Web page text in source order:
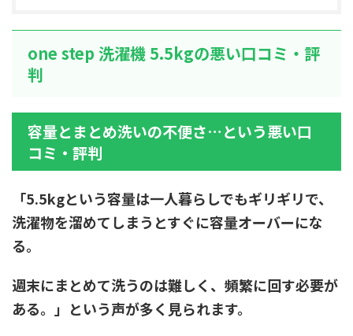
one step 洗濯機 5.5kgの悪い口コミ・評
判
容量とまとめ洗いの不便さ…という悪い口
コミ・評判
「5.5kgという容量は一人暮らしでもギリギリで、
洗濯物を溜めてしまうとすぐに容量オーバーにな
る。
週末にまとめて洗うのは難しく、頻繁に回す必要が
ある。」 という声が多く見られます。